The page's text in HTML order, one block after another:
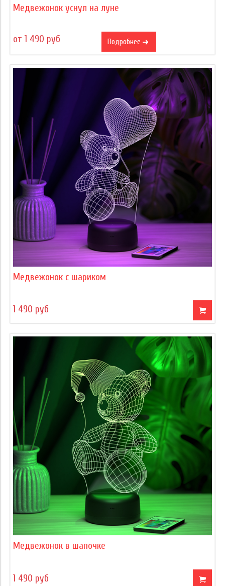
Медвежонок уснул на луне
от 1 490 руб Подробнее
Медвежонок с шариком
1 490 руб
Медвежонок в шапочке
1 490 руб